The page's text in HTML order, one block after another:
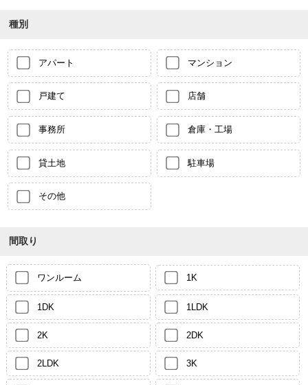
種別
アパート マンション
戸建て 店舗
事務所 倉庫・工場
貸土地 駐車場
その他
間取り
ワンルーム 1K
1DK 1LDK
2K 2DK
2LDK 3K